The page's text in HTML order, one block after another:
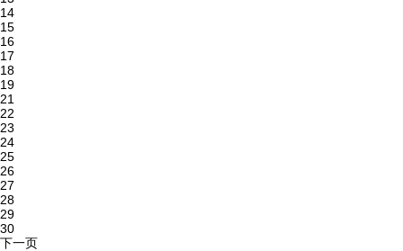
14
15
16
17
18
19
21
22
23
24
25
26
27
28
29
30
下一页